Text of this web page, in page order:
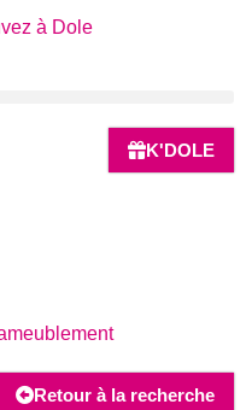
K'DOLE
Retour à la recherche